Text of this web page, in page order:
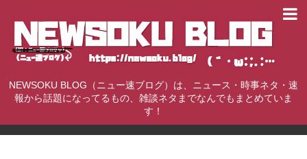
NEWSOKU BLOG（ニュー速ブログ）は、ニュース・時事ネタ・速
報から話題になってるもの、雑談ネタまでなんでもまとめていま
す！